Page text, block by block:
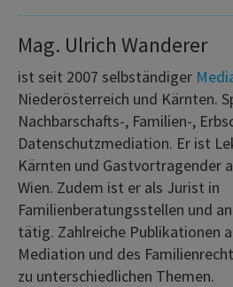
Mag. Ulrich Wanderer
ist seit 2007 selbständiger
Niederösterreich und Kärnten.
Nachbarschafts-, Familien-,
Datenschutzmediation. Er ist
Kärnten und Gastvortragender
Wien. Zudem ist er als Jurist in
Familienberatungsstellen und
tätig. Zahlreiche Publikationen
Mediation und des
zu unterschiedlichen Themen.